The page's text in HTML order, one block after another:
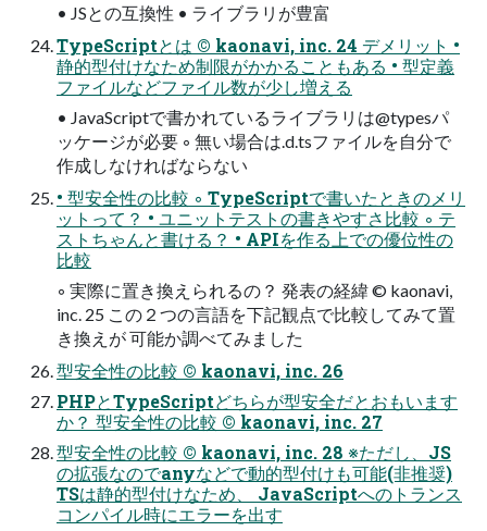
• JSとの互換性 • ライブラリが豊富
TypeScriptとは © kaonavi, inc. 24 デメリット •
静的型付けなため制限がかかることもある • 型定義
ファイルなどファイル数が少し増える
• JavaScriptで書かれているライブラリは@typesパ
ッケージが必要 ◦ 無い場合は.d.tsファイルを自分で
作成しなければならない
• 型安全性の比較 ◦ TypeScriptで書いたときのメリ
ットって？ • ユニットテストの書きやすさ比較 ◦ テ
ストちゃんと書ける？ • APIを作る上での優位性の
比較
◦ 実際に置き換えられるの？ 発表の経緯 © kaonavi,
inc. 25 この２つの言語を下記観点で比較してみて置
き換えが 可能か調べてみました
型安全性の比較 © kaonavi, inc. 26
PHPとTypeScriptどちらが型安全だとおもいます
か？ 型安全性の比較 © kaonavi, inc. 27
型安全性の比較 © kaonavi, inc. 28 ※ただし、JS
の拡張なのでanyなどで動的型付けも可能(非推奨)
TSは静的型付けなため、 JavaScriptへのトランス
コンパイル時にエラーを出す